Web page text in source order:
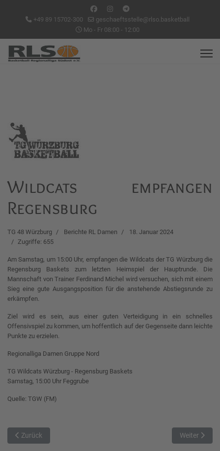
+49 89 15702-300
geschaeftsstelle@rlso.basketball
Mo - Fr 08:00 - 12:00
Wildcats empfangen
Regensburg
TG 48 Würzburg Berichte RL Damen
18. Januar 2024
Zugriffe: 655
Am Samstag, um 15:00 Uhr, empfangen die Wildcats der TG Würzburg die
Regensburg Baskets zum letzten Heimspiel der Hauptrunde. Die
Mannschaft von Trainer Ferdinand Michel wird versuchen, sich mit einem
Sieg eine gute Ausgangsposition für die anstehende Abstiegsrunde zu
erkämpfen.
Ziel wird es sein, aus einer guten Verteidigung in ein schnelles
Offensivspiel zu kommen, um hoffentlich auf der Gegenseite dann leichte
Punkte zu erzielen.
Regionalliga Damen Gruppe Nord
TG Wildcats Würzburg - Regensburg Baskets
Samstag, 15:00 Uhr Feggrube
Quelle: TGW (FM)
Vorheriger Beitrag: Letztes Hauptrunden-Spiel für die Ostlerinnen
Zurück Nächster
Weiter